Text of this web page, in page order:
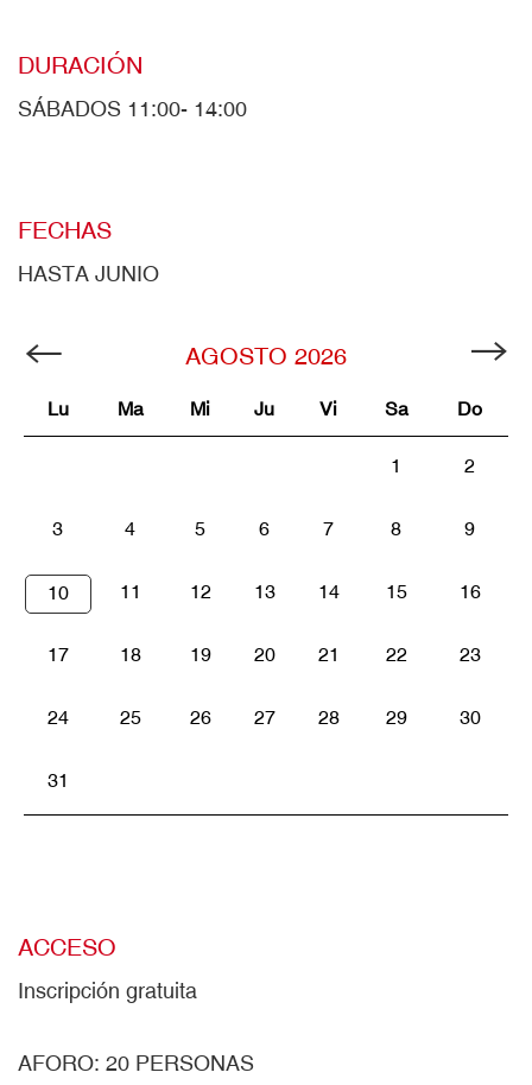
DURACIÓN
SÁBADOS 11:00- 14:00
FECHAS
HASTA JUNIO
AGOSTO 2026
Lu Ma Mi Ju Vi Sa Do
1 2
3 4 5 6 7 8 9
10 11 12 13 14 15 16
17 18 19 20 21 22 23
24 25 26 27 28 29 30
31
ACCESO
Inscripción gratuita
AFORO: 20 PERSONAS